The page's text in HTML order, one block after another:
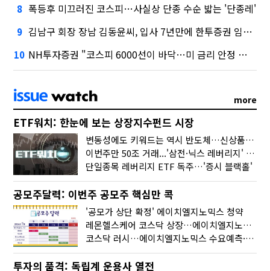
8 폭등후 미끄러진 코스피…사실상 단종 수순 밟는 '단종레'
9 김남구 회장 장남 김동윤씨, 입사 7년만에 한투증권 임원 승진
10 NH투자증권 "코스피 6000선이 바닥…미 금리 안정 후 추가 회복"
more
ETF워치: 한눈에 보는 상장지수펀드 시장
변동성에도 키워드는 역시 반도체…신상품은 우주·방산
이번주만 50조 거래...'삼전·닉스 레버리지' 수익률은 -30%
단일종목 레버리지 ETF 독주…'증시 블랙홀'
공모주달력: 이번주 공모주 핵심만 콕
'공모가 상단 확정' 에이치엘지노믹스 청약
레몬헬스케어 코스닥 상장…에이치엘지노믹스 수요예측
코스닥 러시…에이치엘지노믹스 수요예측·레메디 청약
투자의 품격: 독립계 운용사 열전